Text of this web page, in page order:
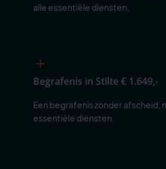
alle essentiële diensten.
Begrafenis in Stilte€ 1.649,-
Een begrafenis zonder afscheid,
essentiële diensten.